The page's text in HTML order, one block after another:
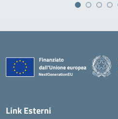
Link Esterni